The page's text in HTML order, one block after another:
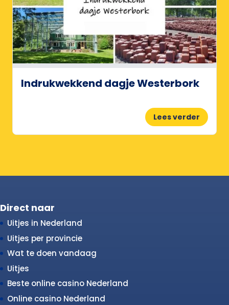
Indrukwekkend dagje Westerbork
Lees verder
Direct naar
Uitjes in Nederland
Uitjes per provincie
Wat te doen vandaag
Uitjes
Beste online casino Nederland
Online casino Nederland